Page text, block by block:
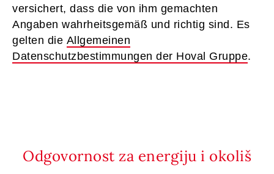
versichert, dass die von ihm gemachten
Angaben wahrheitsgemäß und richtig sind. Es
gelten die Allgemeinen
Datenschutzbestimmungen der Hoval Gruppe.
Odgovornost za energiju i okoliš